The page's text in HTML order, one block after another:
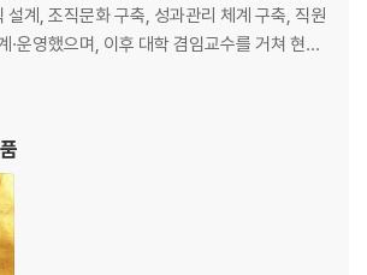
설계하는 사람’이 되었다
게 만들어준다
비춘다
설계, 조직문화 구축, 성과관리 체계 구축, 직원
·운영했으며, 이후 대학 겸임교수를 거쳐 현재
자 전문 코치로 활동하며 임원 과정, 리더십 과
리 과정 등을 설계·운영하는 현장 중심의 교육